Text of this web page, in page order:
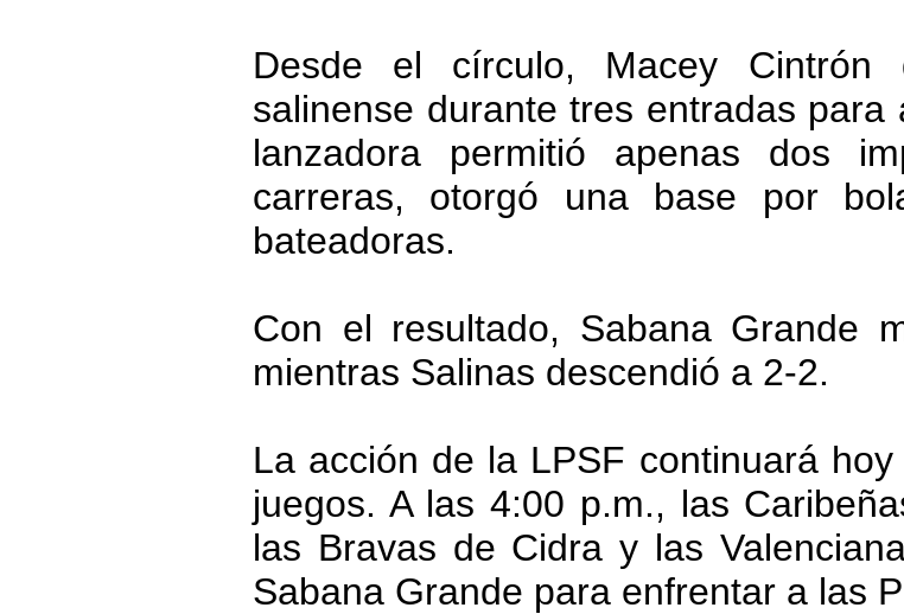
Desde el círculo, Macey
salinense durante tres entradas
lanzadora permitió apenas dos
carreras, otorgó una base por
bateadoras.
Con el resultado, Sabana Grande
mientras Salinas descendió a 2-2.
La acción de la LPSF continuará
juegos. A las 4:00 p.m., las
las Bravas de Cidra y las
Sabana Grande para enfrentar a las